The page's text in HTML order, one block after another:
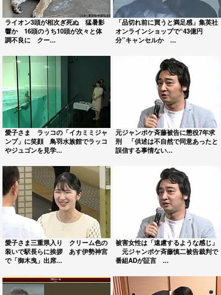
ライオン3頭が相次ぎ死ぬ 猛暑影
響か 16頭のうち10頭が次々と体
調不良に クー...
「品切れ前に買うと満足感」集英社
オンラインショップで“43億円
分”キャンセルか ...
愛子さま ラッコの「イカミミジャ
ンプ」に笑顔 鳥羽水族館でラッコ
やジュゴンを見学...
元ジャンポケ斉藤被告に懲役7年求
刑 「供述は不自然で同意あったと
誤信する事情ない...
愛子さま三重県入り クリーム色の
装いで駅長らに挨拶 あす伊勢神宮
で「御木曳」出席...
被害女性は「遠慮するような感じ」
元ジャンポケ斉藤慎二被告裁判で
番組ADが証言 ...